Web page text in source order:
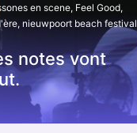
en scene, Feel Good,
, nieuwpoort beach festival
notes vont